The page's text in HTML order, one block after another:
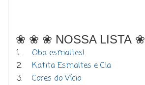
❀ ❀ ❀ NOSSA LISTA ❀
1.
Oba esmaltes!
2.
Katita Esmaltes e Cia
3.
Cores do Vício